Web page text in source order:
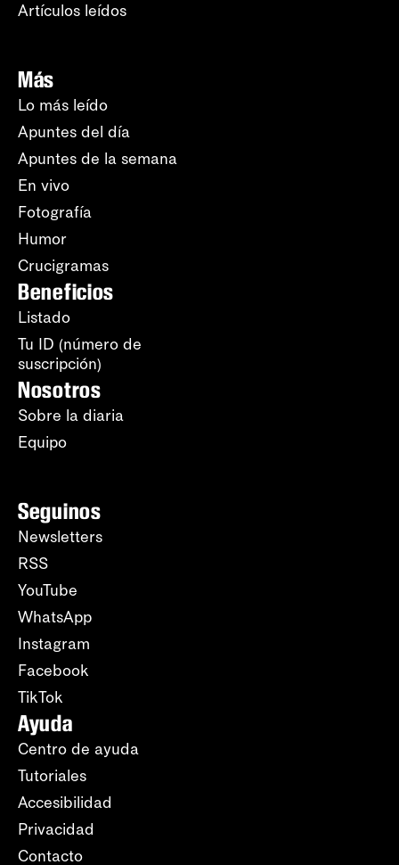
Artículos leídos
Más
Lo más leído
Apuntes del día
Apuntes de la semana
En vivo
Fotografía
Humor
Crucigramas
Beneficios
Listado
Tu ID (número de
suscripción)
Nosotros
Sobre la diaria
Equipo
Seguinos
Newsletters
RSS
YouTube
WhatsApp
Instagram
Facebook
TikTok
Ayuda
Centro de ayuda
Tutoriales
Accesibilidad
Privacidad
Contacto